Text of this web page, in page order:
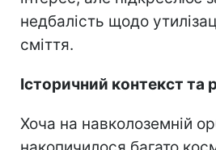
недбалість щодо
сміття.
Історичний контекст та
Хоча на навколоземній